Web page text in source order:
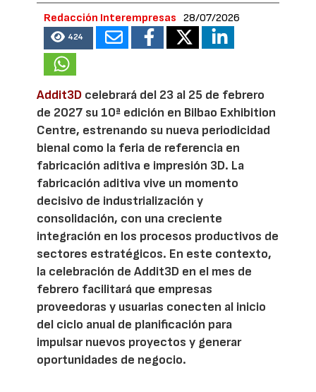
Redacción Interempresas 28/07/2026
424
Addit3D celebrará del 23 al 25 de febrero
de 2027 su 10ª edición en Bilbao Exhibition
Centre, estrenando su nueva periodicidad
bienal como la feria de referencia en
fabricación aditiva e impresión 3D. La
fabricación aditiva vive un momento
decisivo de industrialización y
consolidación, con una creciente
integración en los procesos productivos de
sectores estratégicos. En este contexto,
la celebración de Addit3D en el mes de
febrero facilitará que empresas
proveedoras y usuarias conecten al inicio
del ciclo anual de planificación para
impulsar nuevos proyectos y generar
oportunidades de negocio.